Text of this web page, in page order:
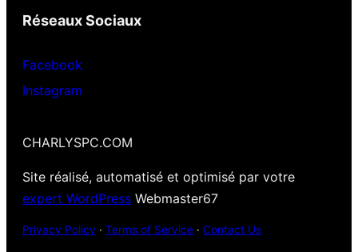
Réseaux Sociaux
Facebook
Instagram
CHARLYSPC.COM
Site réalisé, automatisé et optimisé par votre
expert WordPress Webmaster67
Privacy Policy · Terms of Service · Contact Us